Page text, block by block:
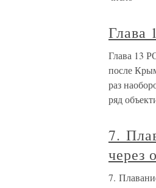
Глава 13
после
раз
ряд
7.
через
7.